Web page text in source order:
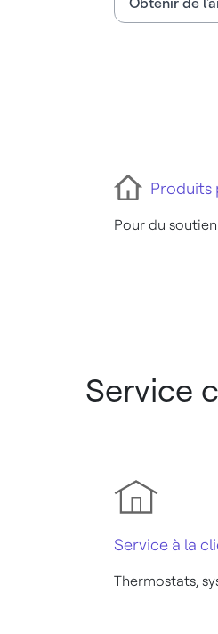
Produits
Pour du
Service
Service à la
Thermostats,